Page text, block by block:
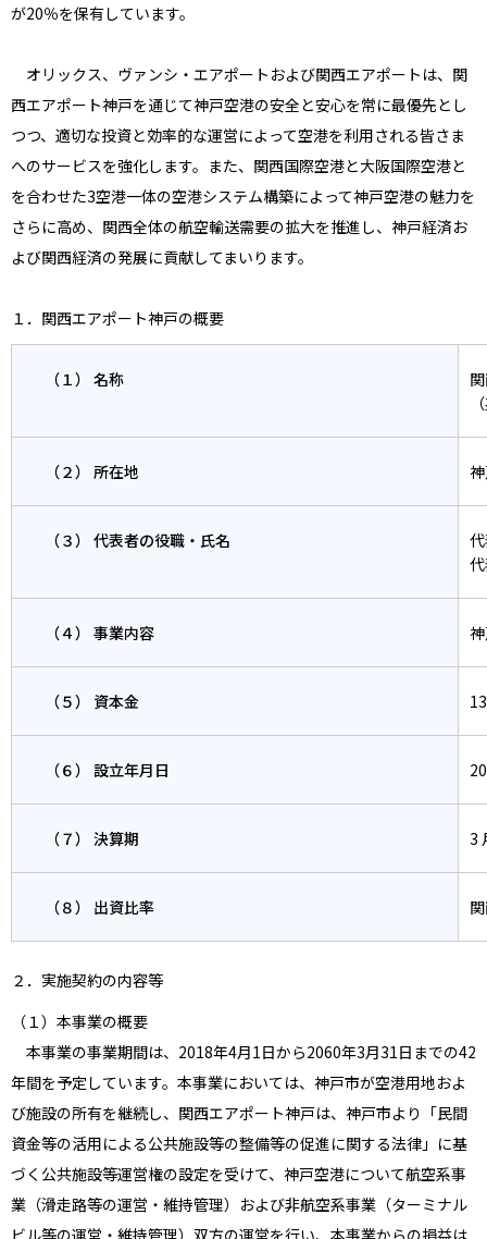
が20％を保有しています。
オリックス、ヴァンシ・エアポートおよび関西エアポートは、関
西エアポート神戸を通じて神戸空港の安全と安心を常に最優先とし
つつ、適切な投資と効率的な運営によって空港を利用される皆さま
へのサービスを強化します。また、関西国際空港と大阪国際空港と
を合わせた3空港一体の空港システム構築によって神戸空港の魅力を
さらに高め、関西全体の航空輸送需要の拡大を推進し、神戸経済お
よび関西経済の発展に貢献してまいります。
１．関西エアポート神戸の概要
（１） 名称
（２） 所在地
（３） 代表者の役職・氏名
（４） 事業内容
（５） 資本金
（６） 設立年月日
（７） 決算期 3
（８） 出資比率
２．実施契約の内容等
（１）本事業の概要
本事業の事業期間は、2018年4月1日から2060年3月31日までの42
年間を予定しています。本事業においては、神戸市が空港用地およ
び施設の所有を継続し、関西エアポート神戸は、神戸市より「民間
資金等の活用による公共施設等の整備等の促進に関する法律」に基
づく公共施設等運営権の設定を受けて、神戸空港について航空系事
業（滑走路等の運営・維持管理）および非航空系事業（ターミナル
ビル等の運営・維持管理）双方の運営を行い、本事業からの損益は